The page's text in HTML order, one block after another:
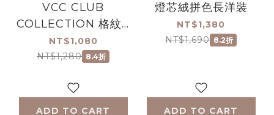
VCC CLUB
COLLECTION 格紋V
領風衣｜美國製造
NT$1,080
NT$1,280 8.4折
ADD TO CART
燈芯絨拼色長洋裝
NT$1,380
NT$1,690 8.2折
ADD TO CART